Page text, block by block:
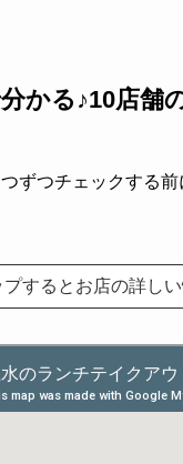
かる♪10店舗
ずつチェックする
するとお店の詳し